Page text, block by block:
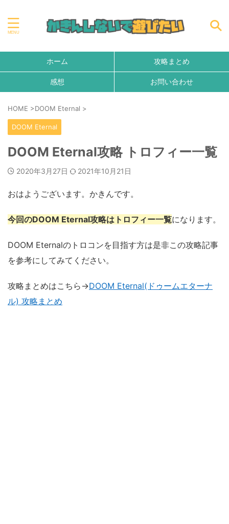
ホーム 攻略まとめ
感想 お問い合わせ
HOME >DOOM Eternal >
DOOM Eternal
DOOM Eternal攻略 トロフィー一覧
2020年3月27日 2021年10月21日
おはようございます。かきんです。
今回のDOOM Eternal攻略はトロフィー一覧になります。
DOOM Eternalのトロコンを目指す方は是非この攻略記事
を参考にしてみてください。
攻略まとめはこちら→DOOM Eternal(ドゥームエターナ
ル) 攻略まとめ